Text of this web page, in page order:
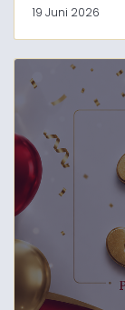
19 Juni 2026